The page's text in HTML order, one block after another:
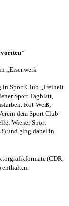
„Eisenwerk
in Sport Club „Freiheit
Sport Tagblatt,
Rot-Weiß;
dem Sport Club
Wiener Sport
und ging dabei in
(CDR,